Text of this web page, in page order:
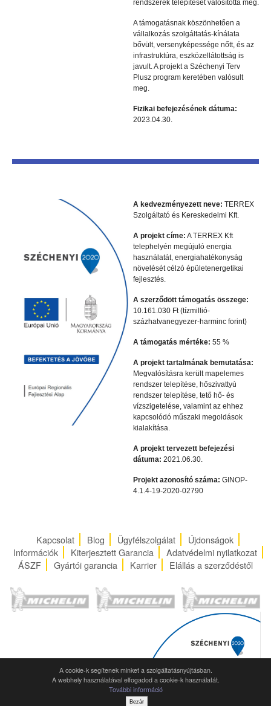
rendszerek telepítését valósította meg.
A támogatásnak köszönhetően a
vállalkozás szolgáltatás-kínálata
bővült, versenyképessége nőtt, és az
infrastruktúra, eszközellátottság is
javult. A projekt a Széchenyi Terv
Plusz program keretében valósult
meg.
Fizikai befejezésének dátuma:
2023.04.30.
A kedvezményezett neve: TERREX
Szolgáltató és Kereskedelmi Kft.
A projekt címe: A TERREX Kft
telephelyén megújuló energia
használatát, energiahatékonyság
növelését célzó épületenergetikai
fejlesztés.
A szerződött támogatás összege:
10.161.030 Ft (tízmillió-
százhatvanegyezer-harminc forint)
A támogatás mértéke: 55 %
A projekt tartalmának bemutatása:
Megvalósításra került mapelemes
rendszer telepítése, hőszivattyú
rendszer telepítése, tető hő- és
vízszigetelése, valamint az ehhez
kapcsolódó műszaki megoldások
kialakítása.
A projekt tervezett befejezési
dátuma: 2021.06.30.
Projekt azonosító száma: GINOP-
4.1.4-19-2020-02790
Kapcsolat Blog Ügyfélszolgálat
Újdonságok
Információk
Kiterjesztett Garancia
Adatvédelmi nyilatkozat
ÁSZF
Gyártói garancia Karrier Elállás a szerződéstől
A cookie-k segítenek minket a szolgáltatásnyújtásban.
A webhely használatával elfogadod a cookie-k használatát.
További információ
Bezár